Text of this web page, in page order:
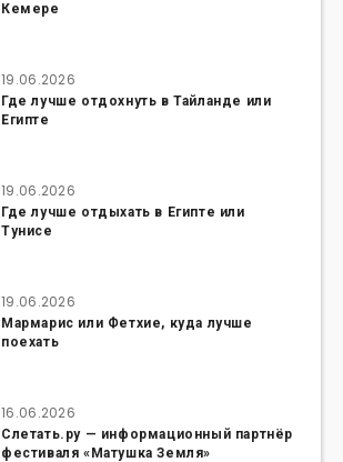
Кемере
19.06.2026
Где лучше отдохнуть в Тайланде или
Египте
19.06.2026
Где лучше отдыхать в Египте или
Тунисе
19.06.2026
Мармарис или Фетхие, куда лучше
поехать
16.06.2026
Слетать.ру — информационный партнёр
фестиваля «Матушка Земля»